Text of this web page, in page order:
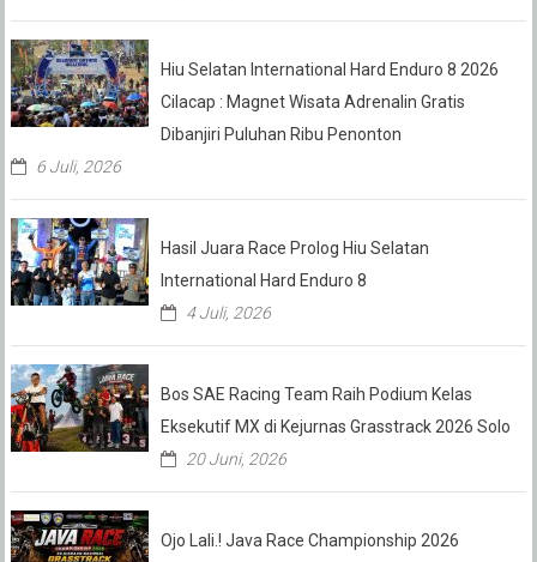
Hiu Selatan International Hard Enduro 8 2026
Cilacap : Magnet Wisata Adrenalin Gratis
Dibanjiri Puluhan Ribu Penonton
6 Juli, 2026
Hasil Juara Race Prolog Hiu Selatan
International Hard Enduro 8
4 Juli, 2026
Bos SAE Racing Team Raih Podium Kelas
Eksekutif MX di Kejurnas Grasstrack 2026 Solo
20 Juni, 2026
Ojo Lali.! Java Race Championship 2026